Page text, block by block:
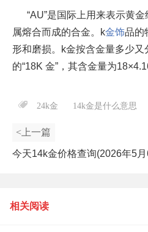
“AU”是国际上用来表示黄
属熔合而成的合金。k金饰品的
形和磨损。k金按含金量多少
的“18K 金”，其含金量为
24k金 14k金是什么意思
<上一篇
今天14k金价格查询(2026年5
相关阅读